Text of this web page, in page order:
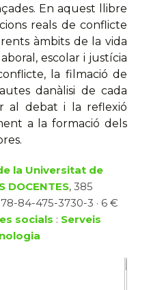
En aquest llibre
reals de conflicte
àmbits de la vida
escolar i justícia
la filmació de
danàlisi de cada
al debat i la reflexió
a la formació dels
la Universitat de
DOCENTES, 385
84-475-3730-3 · 6 €
socials : Serveis